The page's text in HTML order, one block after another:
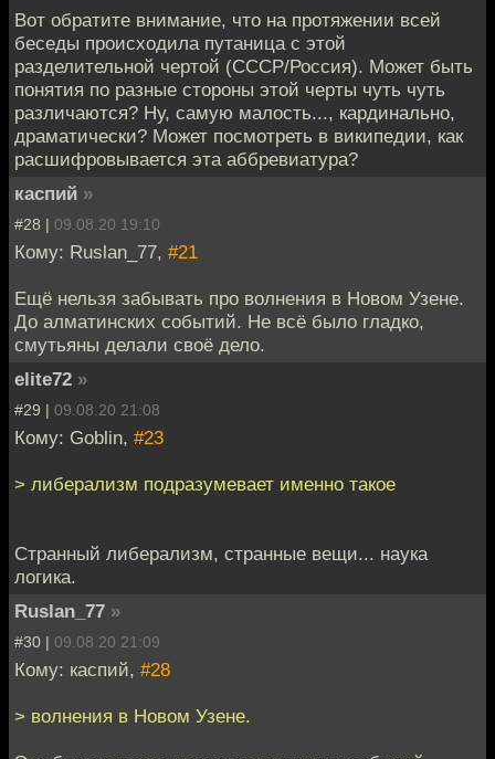
Вот обратите внимание, что на протяжении всей
беседы происходила путаница с этой
разделительной чертой (СССР/Россия). Может быть
понятия по разные стороны этой черты чуть чуть
различаются? Ну, самую малость..., кардинально,
драматически? Может посмотреть в википедии, как
расшифровывается эта аббревиатура?
каспий »
#28 | 09.08.20 19:10
Кому: Ruslan_77, #21
Ещё нельзя забывать про волнения в Новом Узене.
До алматинских событий. Не всё было гладко,
смутьяны делали своё дело.
elite72 »
#29 | 09.08.20 21:08
Кому: Goblin, #23
> либерализм подразумевает именно такое
Странный либерализм, странные вещи... наука
логика.
Ruslan_77 »
#30 | 09.08.20 21:09
Кому: каспий, #28
> волнения в Новом Узене.